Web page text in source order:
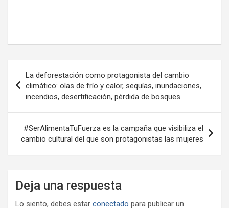
de
entradas
La deforestación como protagonista del cambio
climático: olas de frío y calor, sequías, inundaciones,
incendios, desertificación, pérdida de bosques.
#SerAlimentaTuFuerza es la campaña que visibiliza el
cambio cultural del que son protagonistas las mujeres
Deja una respuesta
Lo siento, debes estar conectado para publicar un